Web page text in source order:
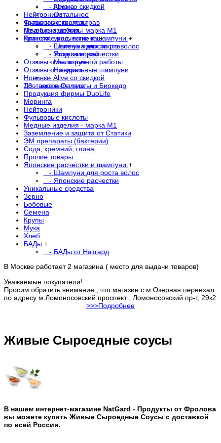
- Alive со скидкой
Нейтроники
Фульвовые кислоты
Медные изделия - марка М1
Японские расчестки и шампуни +
- Шампуни для роста волос
- Японские расчестки
Отзывы о магазине
Отзывы о товарах
Новинки
Доставка и Оплата
- Крема
- Остальное
Травы и экстракты трав
Лечебные наборы
Красота, уход, гигиена+
- Гигиена полости рта
- Уход за кожей
- Мыло ручной работы
- Натуральные шампуни
- Alive со скидкой
Т8 - экстракты пихты и Биокедр
Продукция фирмы DuoLife
Моринга
Нейтроники
Фульвовые кислоты
Медные изделия - марка М1
Заземление и защита от Статики
ЭМ препараты (бактерии)
Сода, кремний, глина
Прочие товары
Японские расчестки и шампуни +
- Шампуни для роста волос
- Японские расчестки
Уникальные средства
Зерно
Бобовые
Семена
Крупы
Мука
Хлеб
БАДы +
- БАДы от Натгард
В Москве работает 2 магазина ( место для выдачи товаров)
Уважаемые покупатели!
Просим обратить внимание , что магазин с м.Озерная переехал
по адресу м.Ломоносовский проспект , Ломоносовский пр-т, 29к2
>>>Подробнее
Живые Сыроедные соусы
В нашем интернет-магазине NatGard - Продукты от Фролова
вы можете купить Живые Сыроедные Соусы с доставкой
по всей России.